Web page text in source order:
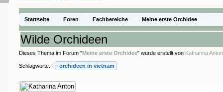
Startseite Foren Fachbereiche Meine erste Orchidee
Wilde Orchideen
Dieses Thema im Forum "Meine erste Orchidee" wurde erstellt von Katharina Anton
Schlagworte: orchideen in vietnam